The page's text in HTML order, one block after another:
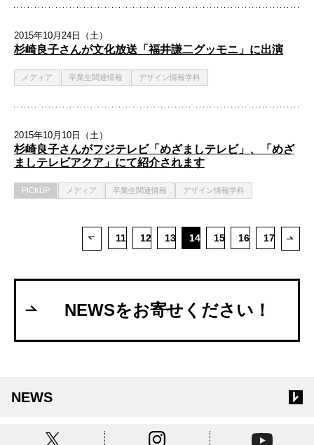
2015年10月24日（土）
杉崎良子さんが文化放送「福井謙二グッモニ」に出演
メディア 卒業生関連情報 デザイン情報学科
2015年10月10日（土）
杉崎良子さんがフジテレビ「めざましテレビ」、「めざ
ましテレビアクア」にて紹介されます
PICKUP メディア 卒業生関連情報 デザイン情報学科
前ページ
11 12 13 14 15 16 17 次ペ
NEWSをお寄せください！
NEWS